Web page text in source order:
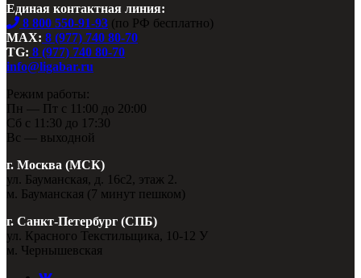
Единая контактная линия:
8 800 550-91-93 (по РФ бесплатно)
MAX: 8 (977) 740 80-70
TG: 8 (977) 740 80-70
info@ligabar.ru
Режим работы:
Пн — Пт с 11:00 до 20:00
Сб с 11:30 до 17:30
Вс — выходной
г. Москва (МСК)
ул. Бауманская, д. 16с2, этаж 2.
м. Бауманская (7 минут пешком)
г. Санкт-Петербург (СПБ)
ул. Красного Текстильщика, 10-12 У
м. Чернышевская